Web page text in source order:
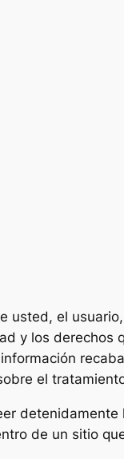
usted, el
y los derechos
el
de un sitio